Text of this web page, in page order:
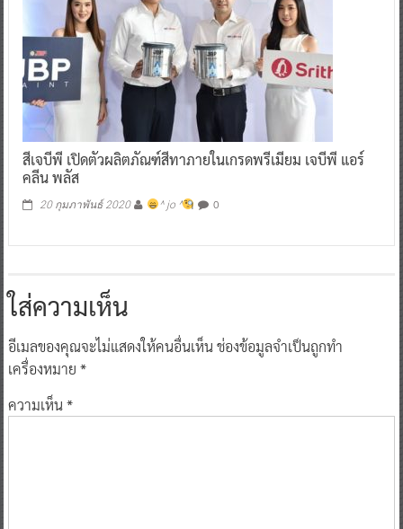
สีเจบีพี เปิดตัวผลิตภัณฑ์สีทาภายในเกรดพรีเมียม เจบีพี แอร์
คลีน พลัส
20 กุมภาพันธ์ 2020 ^ jo ^ 0
ใส่ความเห็น
อีเมลของคุณจะไม่แสดงให้คนอื่นเห็นช่องข้อมูลจำเป็นถูกทำ
เครื่องหมาย *
ความเห็น*